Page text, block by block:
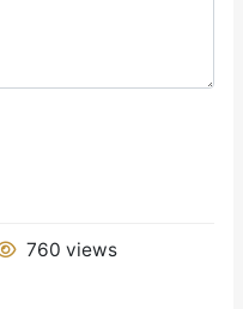
760 views